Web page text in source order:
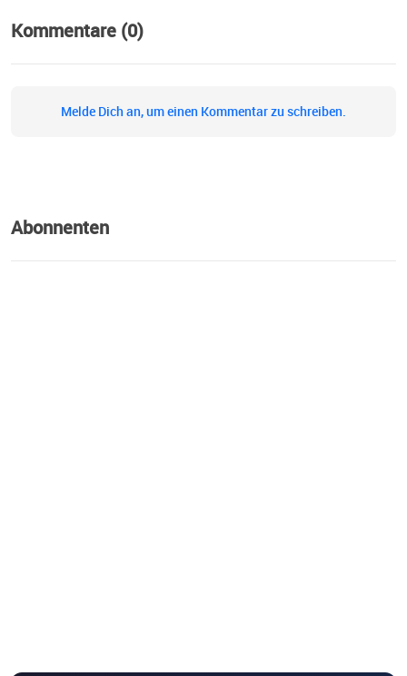
Kommentare (0)
Melde Dich an, um einen Kommentar zu schreiben.
Abonnenten